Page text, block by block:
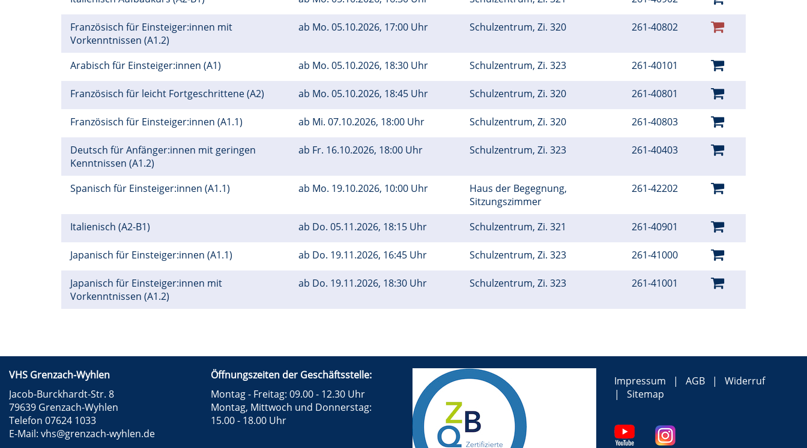
Französisch für Einsteiger:innen mit
Vorkenntnissen (A1.2)
ab Mo. 05.10.2026, 17:00 Uhr Schulzentrum, Zi. 320 261-40802
Arabisch für Einsteiger:innen (A1) ab Mo. 05.10.2026, 18:30 Uhr Schulzentrum, Zi. 323 261-40101
Französisch für leicht Fortgeschrittene (A2) ab Mo. 05.10.2026, 18:45 Uhr Schulzentrum, Zi. 320 261-40801
Französisch für Einsteiger:innen (A1.1) ab Mi. 07.10.2026, 18:00 Uhr Schulzentrum, Zi. 320 261-40803
Deutsch für Anfänger:innen mit geringen
Kenntnissen (A1.2)
ab Fr. 16.10.2026, 18:00 Uhr Schulzentrum, Zi. 323 261-40403
Spanisch für Einsteiger:innen (A1.1) ab Mo. 19.10.2026, 10:00 Uhr
Haus der Begegnung,
Sitzungszimmer
261-42202
Italienisch (A2-B1) ab Do. 05.11.2026, 18:15 Uhr Schulzentrum, Zi. 321 261-40901
Japanisch für Einsteiger:innen (A1.1) ab Do. 19.11.2026, 16:45 Uhr Schulzentrum, Zi. 323 261-41000
Japanisch für Einsteiger:innen mit
Vorkenntnissen (A1.2)
ab Do. 19.11.2026, 18:30 Uhr Schulzentrum, Zi. 323 261-41001
VHS Grenzach-Wyhlen
Jacob-Burckhardt-Str. 8
79639 Grenzach-Wyhlen
Telefon 07624 1033
E-Mail: vhs@grenzach-wyhlen.de
Öffnungszeiten der Geschäftsstelle:
Montag - Freitag: 09.00 - 12.30 Uhr
Montag, Mittwoch und Donnerstag:
15.00 - 18.00 Uhr
Impressum AGB
Widerruf
Sitemap